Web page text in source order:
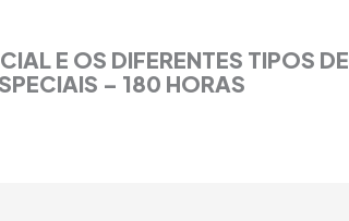
E OS DIFERENTES TIPOS DE
– 180 HORAS